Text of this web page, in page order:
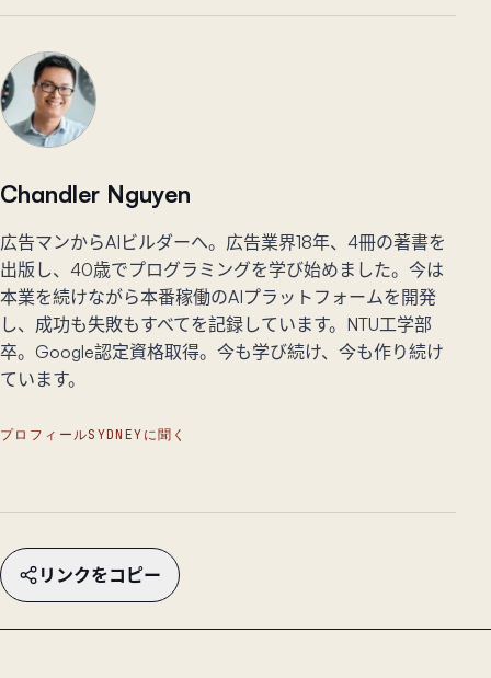
Chandler Nguyen
広告マンからAIビルダーへ。広告業界18年、4冊の著書を
出版し、40歳でプログラミングを学び始めました。今は
本業を続けながら本番稼働のAIプラットフォームを開発
し、成功も失敗もすべてを記録しています。NTU工学部
卒。Google認定資格取得。今も学び続け、今も作り続け
ています。
プロフィールSYDNEYに聞く
リンクをコピー